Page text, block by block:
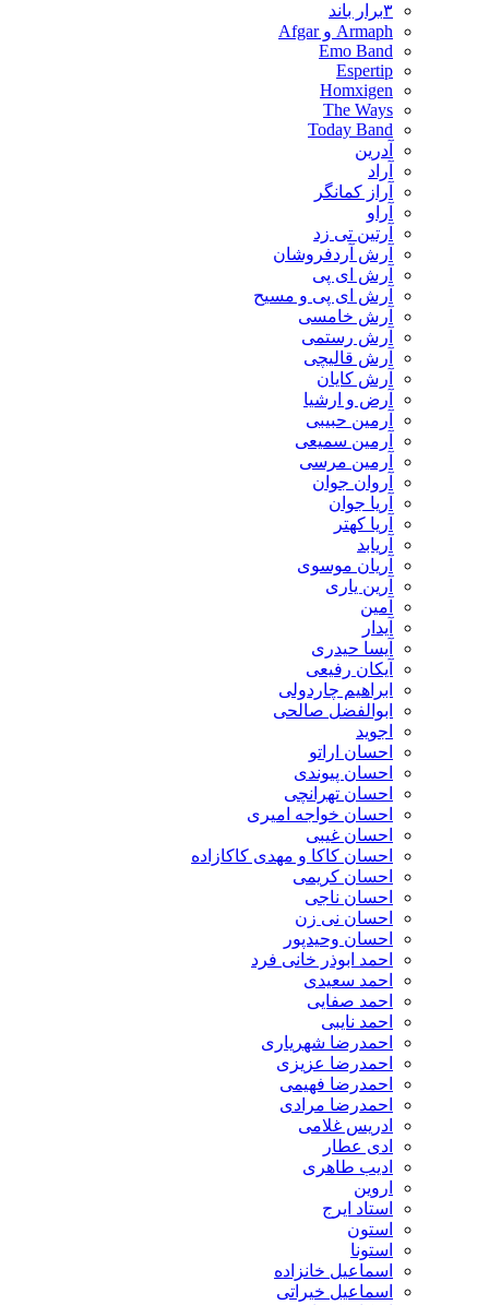
۳برار باند
Armaph و Afgar
Emo Band
Espertip
Homxigen
The Ways
Today Band
آدرین
آراد
آراز کمانگر
آراو
آرتین تی زد
آرش آردفروشان
آرش ای پی
آرش ای پی و مسیح
آرش خامسی
آرش رستمی
آرش قالیچی
آرش کایان
​آرض و ارشیا
آرمین حبیبی
آرمین سمیعی
آرمین مرسی
آروان جوان
آریا جوان
آریا کهتر
آریابد
آریان موسوی
آرین یاری
آمین
آیدار
آیسا حیدری
آیکان رفیعی
ابراهیم چاردولی
ابوالفضل صالحی
اجوید
احسان اراتو
احسان پیوندی
احسان تهرانچی
احسان خواجه امیری
احسان غیبی
احسان کاکا و مهدی کاکازاده
احسان کریمی
احسان ناجی
احسان نی زن
احسان وحیدپور
احمد ابوذر خانی فرد
احمد سعیدی
احمد صفایی
احمد نایبی
احمدرضا شهریاری
احمدرضا عزیزی
احمدرضا فهیمی
احمدرضا مرادی
ادریس غلامی
ادی عطار
ادیب طاهری
اروین
استاد ایرج
استون
استونا
اسماعیل خانزاده
اسماعیل خیراتی